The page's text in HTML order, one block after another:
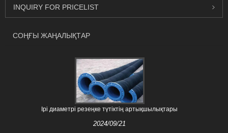
INQUIRY FOR PRICELIST
СОҢҒЫ ЖАҢАЛЫҚТАР
Ірі диаметрі резеңке түтіктің артықшылықтары
2024/09/21